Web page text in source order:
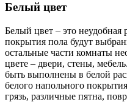
Белый цвет
Белый цвет – это неудобная
покрытия пола будут
остальные части комнаты
цвете – двери, стены,
быть выполнены в белой
белого напольного
грязь, различные пятна,